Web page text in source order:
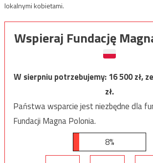
lokalnymi kobietami.
Wspieraj Fundację
W sierpniu potrzebujemy:16 500zł,
zł.
Państwa wsparcie jest niezbędne dla
Fundacji Magna Polonia.
8%